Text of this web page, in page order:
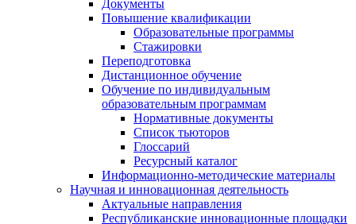
Документы
Повышение квалификации
Образовательные программы
Стажировки
Переподготовка
Дистанционное обучение
Обучение по индивидуальным
образовательным программам
Нормативные документы
Список тьюторов
Глоссарий
Ресурсный каталог
Информационно-методические материалы
Научная и инновационная деятельность
Актуальные направления
Республиканские инновационные площадки